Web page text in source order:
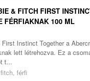
& FITCH FIRST
FÉRFIAKNAK 100 ML
First Instinct Together a
lett létrehozva. Ez a
t...
férfi